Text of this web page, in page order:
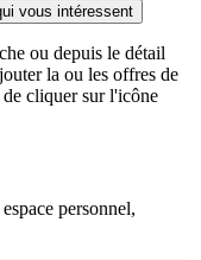
vous intéressent
ou depuis le détail
la ou les offres de
cliquer sur l'icône
personnel,